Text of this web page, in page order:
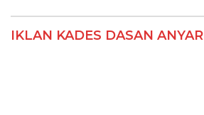
IKLAN KADES DASAN ANYAR